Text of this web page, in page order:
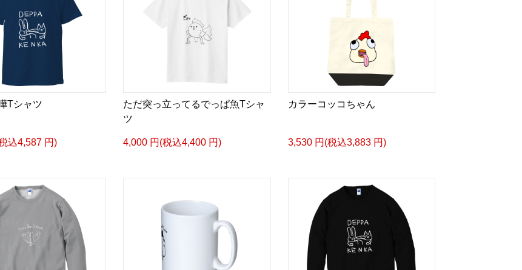
Tシャツ
込4,587 円)
ただ突っ立ってるでっぱ魚Tシャ
ツ
4,000 円(税込4,400 円)
カラーコッコちゃん
3,530 円(税込3,883 円)